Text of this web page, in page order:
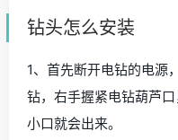
钻头怎么安装
1、首先断开电钻的电源
钻，右手握紧电钻葫芦
小口就会出来。